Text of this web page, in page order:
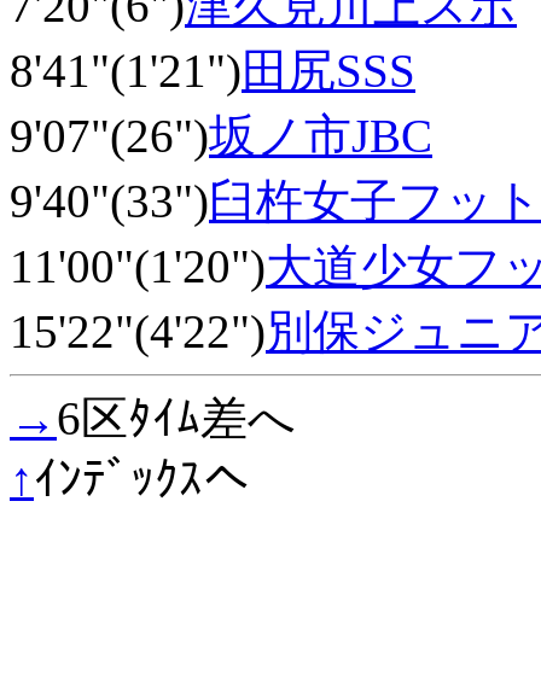
8'41"(1'21")田尻SSS
9'07"(26")坂ノ市JBC
9'40"(33")臼杵女子フット
11'00"(1'20")大道少女フ
15'22"(4'22")別保ジュニ
→ 6区ﾀｲﾑ差へ
↑ｲﾝﾃﾞｯｸｽへ